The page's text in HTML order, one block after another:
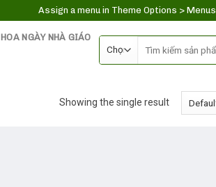
Assign a menu in Theme Options > Menus
HOA NGÀY NHÀ GIÁO
for:
Showing the single result